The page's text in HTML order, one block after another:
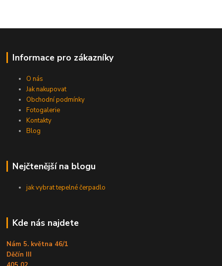
Informace pro zákazníky
O nás
Jak nakupovat
Obchodní podmínky
Fotogalerie
Kontakty
Blog
Nejčtenější na blogu
jak vybrat tepelné čerpadlo
Kde nás najdete
Nám 5. května 46/1
Děčín III